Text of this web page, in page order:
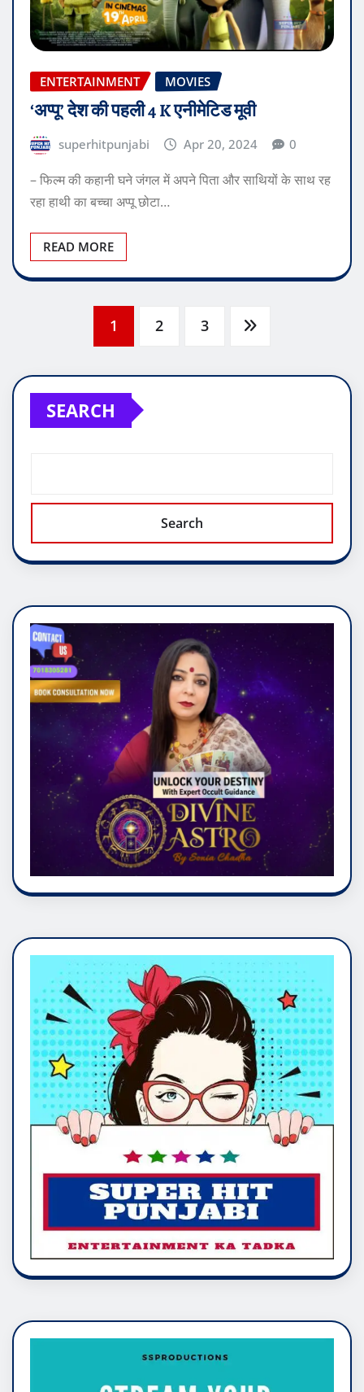
ENTERTAINMENT MOVIES
‘अप्पू’ देश की पहली 4 K एनीमेटिड मूवी
superhitpunjabi Apr 20, 2024 0
– फिल्म की कहानी घने जंगल में अपने पिता और साथियों के साथ रह
रहा हाथी का बच्चा अप्पू छोटा…
READ MORE
pagination
1 2 3
SEARCH
Search